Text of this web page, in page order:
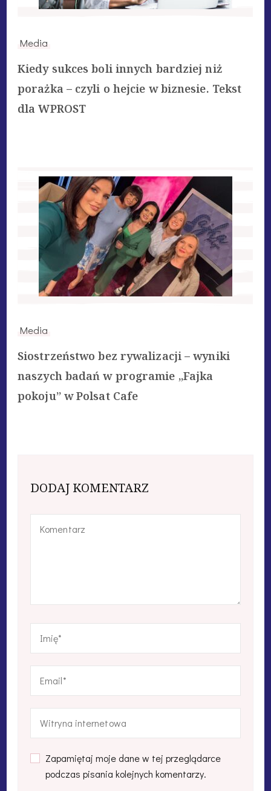
Media
Kiedy sukces boli innych bardziej niż
porażka – czyli o hejcie w biznesie. Tekst
dla WPROST
Media
Siostrzeństwo bez rywalizacji – wyniki
naszych badań w programie „Fajka
pokoju” w Polsat Cafe
DODAJ KOMENTARZ
Zapamiętaj moje dane w tej przeglądarce
podczas pisania kolejnych komentarzy.